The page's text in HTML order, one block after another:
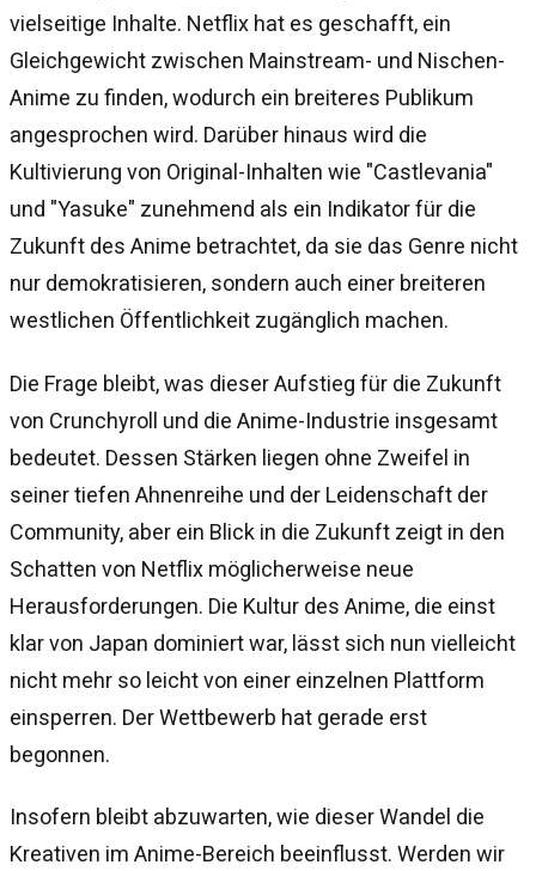
vielseitige Inhalte. Netflix hat es geschafft, ein
Gleichgewicht zwischen Mainstream- und Nischen-
Anime zu finden, wodurch ein breiteres Publikum
angesprochen wird. Darüber hinaus wird die
Kultivierung von Original-Inhalten wie "Castlevania"
und "Yasuke" zunehmend als ein Indikator für die
Zukunft des Anime betrachtet, da sie das Genre nicht
nur demokratisieren, sondern auch einer breiteren
westlichen Öffentlichkeit zugänglich machen.
Die Frage bleibt, was dieser Aufstieg für die Zukunft
von Crunchyroll und die Anime-Industrie insgesamt
bedeutet. Dessen Stärken liegen ohne Zweifel in
seiner tiefen Ahnenreihe und der Leidenschaft der
Community, aber ein Blick in die Zukunft zeigt in den
Schatten von Netflix möglicherweise neue
Herausforderungen. Die Kultur des Anime, die einst
klar von Japan dominiert war, lässt sich nun vielleicht
nicht mehr so leicht von einer einzelnen Plattform
einsperren. Der Wettbewerb hat gerade erst
begonnen.
Insofern bleibt abzuwarten, wie dieser Wandel die
Kreativen im Anime-Bereich beeinflusst. Werden wir